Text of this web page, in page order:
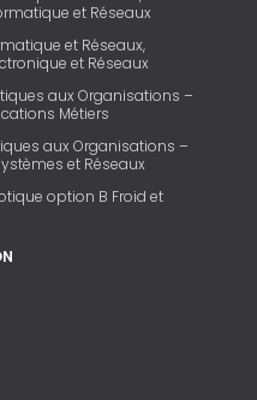
et Réseaux
et Réseaux,
et Réseaux
aux Organisations –
Métiers
aux Organisations –
et Réseaux
option B Froid et